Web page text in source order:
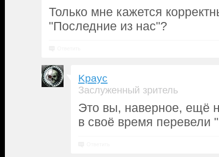
Только мне кажется
"Последние из нас"?
Kpayc
Заслуженный зритель
Это вы, наверное, ещё
в своё время перевели